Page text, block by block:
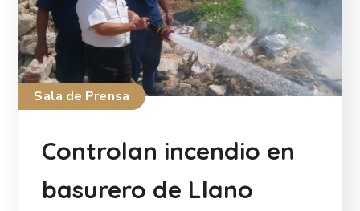
Sala de Prensa
Controlan incendio en
basurero de Llano